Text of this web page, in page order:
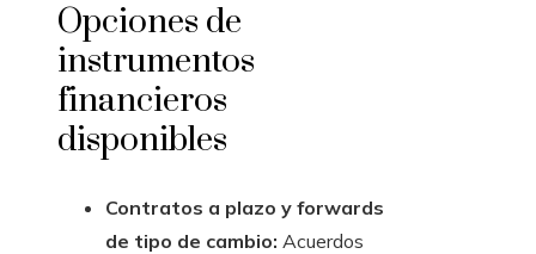
Opciones de
instrumentos
financieros
disponibles
Contratos a plazo y forwards
de tipo de cambio: Acuerdos